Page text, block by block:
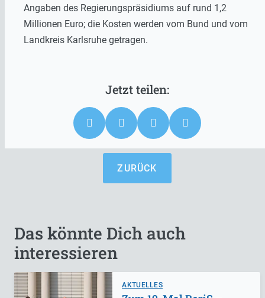
Angaben des Regierungspräsidiums auf rund 1,2
Millionen Euro; die Kosten werden vom Bund und vom
Landkreis Karlsruhe getragen.
ZURÜCK
Das könnte Dich auch
interessieren
AKTUELLES